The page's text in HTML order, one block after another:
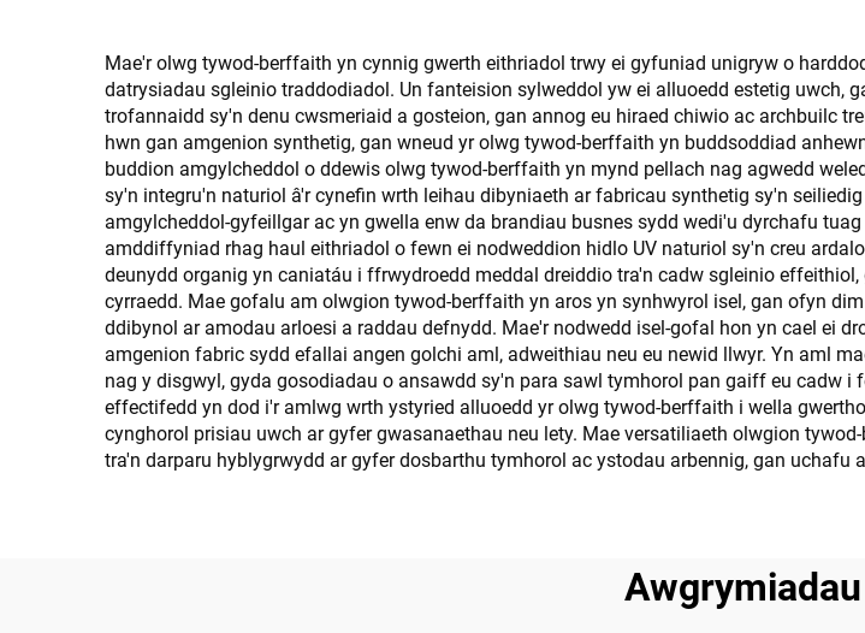
Mae'r olwg tywod-berffaith yn cynnig gwerth eithriadol trwy ei gyfuniad unigryw o
datrysiadau sgleinio traddodiadol. Un fanteision sylweddol yw ei alluoedd estetig
trofannaidd sy'n denu cwsmeriaid a gosteion, gan annog eu hiraed chiwio ac archbuilc
hwn gan amgenion synthetig, gan wneud yr olwg tywod-berffaith yn buddsoddiad
buddion amgylcheddol o ddewis olwg tywod-berffaith yn mynd pellach nag agwedd
sy'n integru'n naturiol â'r cynefin wrth leihau dibyniaeth ar fabricau synthetig sy'n
amgylcheddol-gyfeillgar ac yn gwella enw da brandiau busnes sydd wedi'u dyrchafu
amddiffyniad rhag haul eithriadol o fewn ei nodweddion hidlo UV naturiol sy'n creu
deunydd organig yn caniatáu i ffrwydroedd meddal dreiddio tra'n cadw sgleinio
cyrraedd. Mae gofalu am olwgion tywod-berffaith yn aros yn synhwyrol isel, gan ofyn
ddibynol ar amodau arloesi a raddau defnydd. Mae'r nodwedd isel-gofal hon yn cael ei
amgenion fabric sydd efallai angen golchi aml, adweithiau neu eu newid llwyr. Yn aml
nag y disgwyl, gyda gosodiadau o ansawdd sy'n para sawl tymhorol pan gaiff eu cadw
effectifedd yn dod i'r amlwg wrth ystyried alluoedd yr olwg tywod-berffaith i wella
cynghorol prisiau uwch ar gyfer gwasanaethau neu lety. Mae versatiliaeth olwgion
tra'n darparu hyblygrwydd ar gyfer dosbarthu tymhorol ac ystodau arbennig, gan uchafu